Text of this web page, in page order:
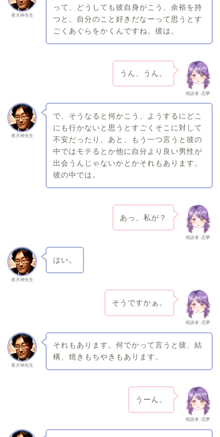
夜月神先生
って、どうしても彼自身がこう、余裕を持
つと、自分のこと好きだなーって思うとす
ごくあぐらをかくんですね。彼は。
相談者･恋夢
うん、うん。
夜月神先生
で、そうなると何かこう、ようするにどこ
にも行かないと思うとすごくそこに対して
不安だったり、あと、もう一つ言うと彼の
中ではモテるとか他に自分より良い男性が
出会うんじゃないかとかそれもあります。
彼の中では。
相談者･恋夢
あっ、私が？
夜月神先生
はい。
相談者･恋夢
そうですかぁ。
夜月神先生
それもあります。何でかって言うと彼、結
構、焼きもちやきもあります。
相談者･恋夢
うーん。